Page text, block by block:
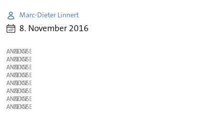
Marc-Dieter Linnert
8. November 2016
ANZEIGE
ANZEIGE
ANZEIGE
ANZEIGE
ANZEIGE
ANZEIGE
ANZEIGE
ANZEIGE